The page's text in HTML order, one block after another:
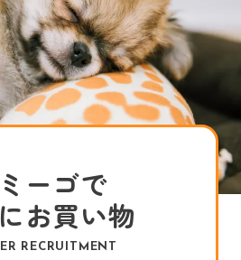
ーゴで
お買い物
RECRUITMENT